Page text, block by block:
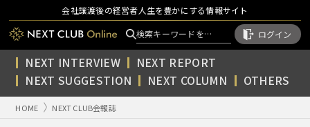
会社譲渡後の経営者人生を豊かにする情報サイト
ログイン
NEXT INTERVIEW
NEXT REPORT
NEXT SUGGESTION
NEXT COLUMN OTHERS
HOME NEXT CLUB会報誌